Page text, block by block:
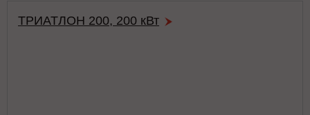
ТРИАТЛОН 200, 200 кВт